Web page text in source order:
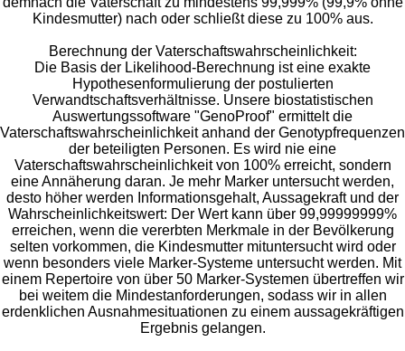
Kindesmutter) nach oder schließt diese zu 100% aus.
Berechnung der Vaterschaftswahrscheinlichkeit:
Die Basis der Likelihood-Berechnung ist eine exakte
Hypothesenformulierung der postulierten
Verwandtschaftsverhältnisse. Unsere biostatistischen
Auswertungssoftware "GenoProof" ermittelt die
Vaterschaftswahrscheinlichkeit anhand der Genotypfrequenzen
der beteiligten Personen. Es wird nie eine
Vaterschaftswahrscheinlichkeit von 100% erreicht, sondern
eine Annäherung daran. Je mehr Marker untersucht werden,
desto höher werden Informationsgehalt, Aussagekraft und der
Wahrscheinlichkeitswert: Der Wert kann über 99,99999999%
erreichen, wenn die vererbten Merkmale in der Bevölkerung
selten vorkommen, die Kindesmutter mituntersucht wird oder
wenn besonders viele Marker-Systeme untersucht werden. Mit
einem Repertoire von über 50 Marker-Systemen übertreffen wir
bei weitem die Mindestanforderungen, sodass wir in allen
erdenklichen Ausnahmesituationen zu einem aussagekräftigen
Ergebnis gelangen.